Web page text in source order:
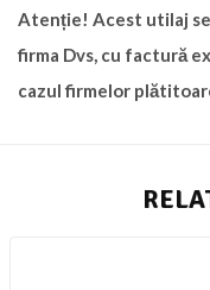
Atenție! Acest utilaj
firma Dvs, cu factură
cazul firmelor